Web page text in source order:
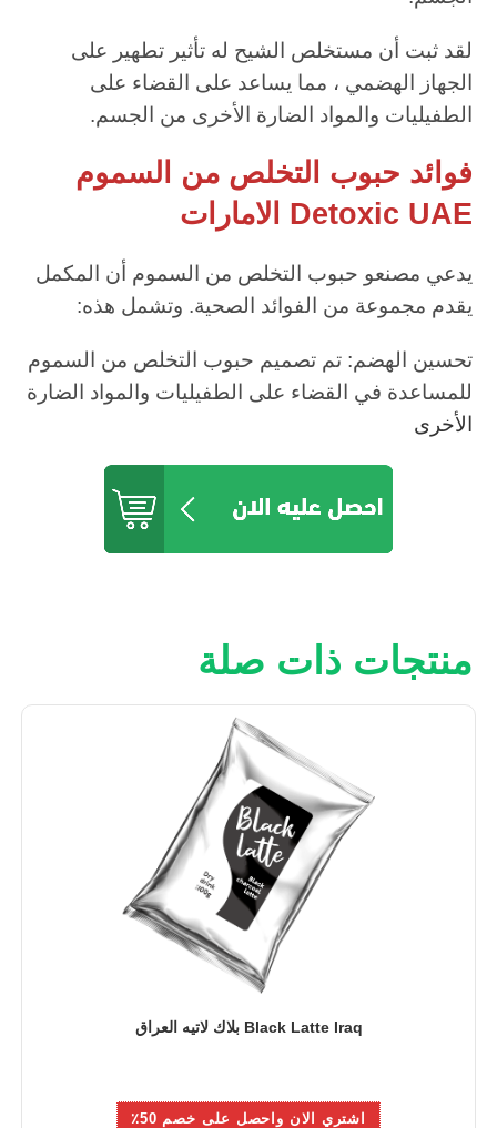
لقد ثبت أن مستخلص الشيح له تأثير تطهير على
الجهاز الهضمي ، مما يساعد على القضاء على
الطفيليات والمواد الضارة الأخرى من الجسم.
فوائد حبوب التخلص من السموم
Detoxic UAE الامارات
يدعي مصنعو حبوب التخلص من السموم أن المكمل
يقدم مجموعة من الفوائد الصحية. وتشمل هذه:
تحسين الهضم: تم تصميم حبوب التخلص من السموم
للمساعدة في القضاء على الطفيليات والمواد الضارة
الأخرى
منتجات ذات صلة
Black Latte Iraq بلاك لاتيه العراق
اشتري الان واحصل على خصم 50٪